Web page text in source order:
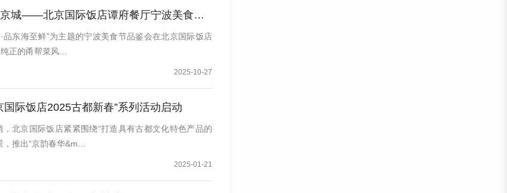
——北京国际饭店谭府餐厅宁波美食节盛大启幕
品东海至鲜”为主题的宁波美食节品鉴会在北京国际饭店
正的甬帮菜风…
2025-10-27
国际饭店2025古都新春”系列活动启动
北京国际饭店紧紧围绕“打造具有古都文化特色产品的
推出“京韵春华&m…
2025-01-21